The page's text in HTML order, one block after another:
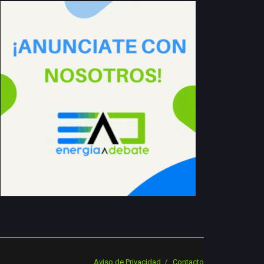
Aviso de Privacidad Contacto